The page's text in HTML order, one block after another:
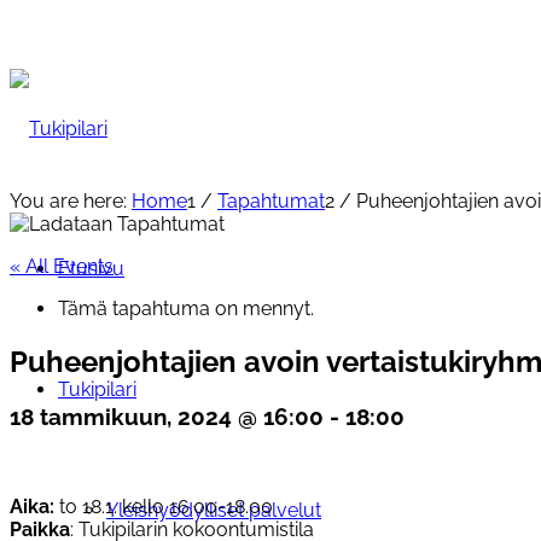
Etusivu
Tukipilari
Yleishyödylliset palvelut
You are here: Home1 / Tapahtumat2 / Puheenjohtajien
« All Events
Tämä tapahtuma on mennyt.
Puheenjohtajien avoin
18 tammikuun, 2024 @ 16:00 - 18:00
Aika: to 18.1. kello 16.00-18.00
Paikka: Tukipilarin kokoontumistila